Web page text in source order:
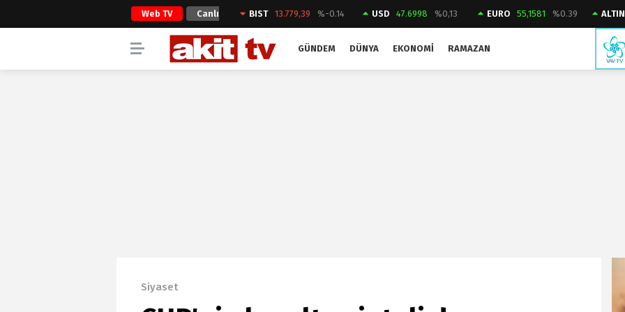
Web TV Canlı
Yayın
BIST 13.779,39 %-0.14 USD 47.6998 %0,13 EURO 55,1581 %0.39 ALTIN
GÜNDEM DÜNYA EKONOMI RAMAZAN
Siyaset